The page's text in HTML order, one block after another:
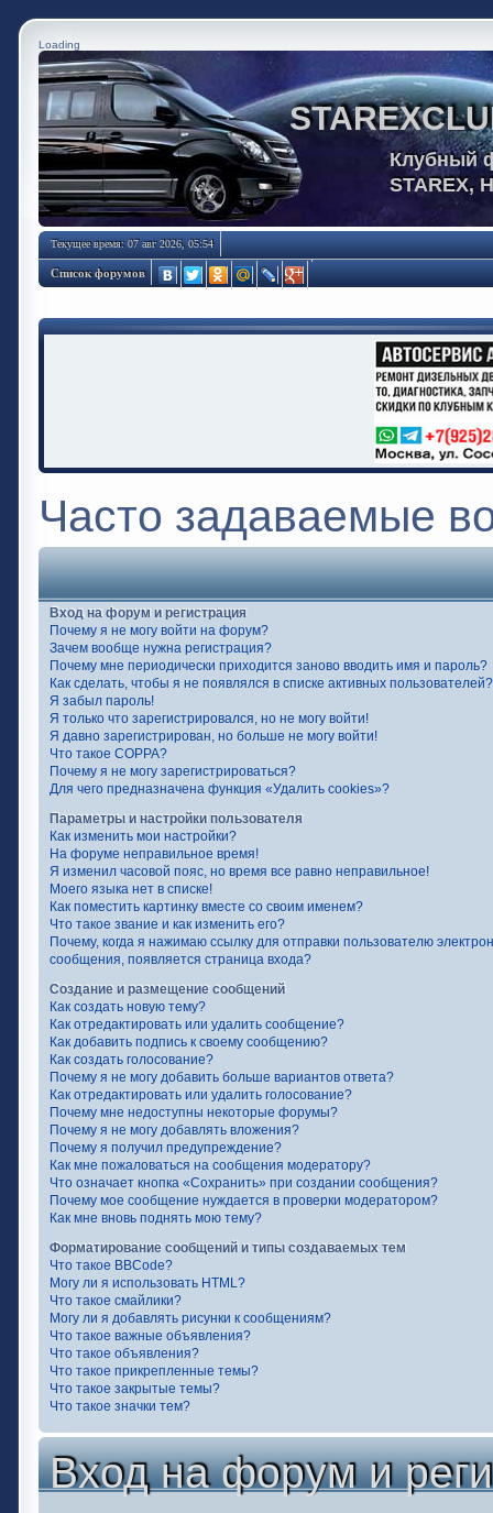
Loading
Клубный
STAREX,
Текущее время: 07 авг 2026, 05:54
Список форумов
Часто задаваемые
Вход на форум и регистрация
Почему я не могу войти на форум?
Зачем вообще нужна регистрация?
Почему мне периодически приходится заново вводить имя и пароль?
Как сделать, чтобы я не появлялся в списке активных пользователей?
Я забыл пароль!
Я только что зарегистрировался, но не могу войти!
Я давно зарегистрирован, но больше не могу войти!
Что такое COPPA?
Почему я не могу зарегистрироваться?
Для чего предназначена функция «Удалить cookies»?
Параметры и настройки пользователя
Как изменить мои настройки?
На форуме неправильное время!
Я изменил часовой пояс, но время все равно неправильное!
Моего языка нет в списке!
Как поместить картинку вместе со своим именем?
Что такое звание и как изменить его?
Почему, когда я нажимаю ссылку для отправки пользователю
сообщения, появляется страница входа?
Создание и размещение сообщений
Как создать новую тему?
Как отредактировать или удалить сообщение?
Как добавить подпись к своему сообщению?
Как создать голосование?
Почему я не могу добавить больше вариантов ответа?
Как отредактировать или удалить голосование?
Почему мне недоступны некоторые форумы?
Почему я не могу добавлять вложения?
Почему я получил предупреждение?
Как мне пожаловаться на сообщения модератору?
Что означает кнопка «Сохранить» при создании сообщения?
Почему мое сообщение нуждается в проверки модератором?
Как мне вновь поднять мою тему?
Форматирование сообщений и типы создаваемых тем
Что такое BBCode?
Могу ли я использовать HTML?
Что такое смайлики?
Могу ли я добавлять рисунки к сообщениям?
Что такое важные объявления?
Что такое объявления?
Что такое прикрепленные темы?
Что такое закрытые темы?
Что такое значки тем?
Вход на форум и